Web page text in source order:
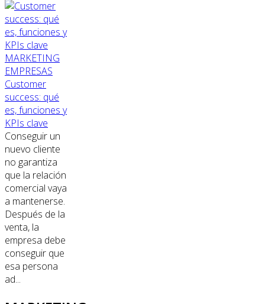
MARKETING
EMPRESAS
Customer
success: qué
es, funciones y
KPIs clave
Conseguir un
nuevo cliente
no garantiza
que la relación
comercial vaya
a mantenerse.
Después de la
venta, la
empresa debe
conseguir que
esa persona
ad...